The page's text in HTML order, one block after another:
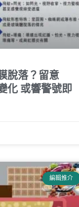
脫落？留意
化 或響警號即
編輯推介